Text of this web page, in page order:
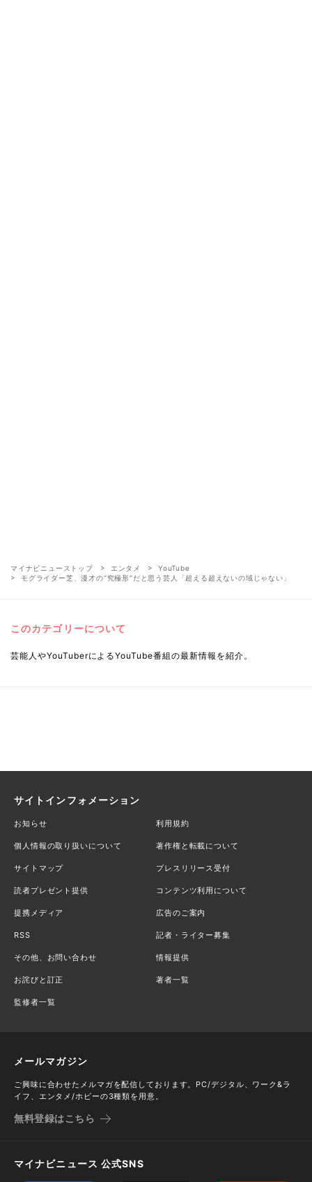
マイナビニューストップ エンタメ
YouTube
モグライダー芝、漫才の“究極形”だと思う芸人「超える超えないの域じゃない」
このカテゴリーについて
芸能人やYouTuberによるYouTube番組の最新情報を紹介。
サイトインフォメーション
お知らせ 利用規約
個人情報の取り扱いについて 著作権と転載について
サイトマップ プレスリリース受付
読者プレゼント提供 コンテンツ利用について
提携メディア 広告のご案内
RSS 記者・ライター募集
その他、お問い合わせ 情報提供
お詫びと訂正 著者一覧
監修者一覧
メールマガジン
ご興味に合わせたメルマガを配信しております。PC/デジタル、ワーク&ラ
イフ、エンタメ/ホビーの3種類を用意。
無料登録はこちら
マイナビニュース 公式SNS